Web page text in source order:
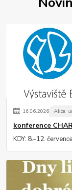
16.06.2026 Akce,
konference
KDY: 8.–12.